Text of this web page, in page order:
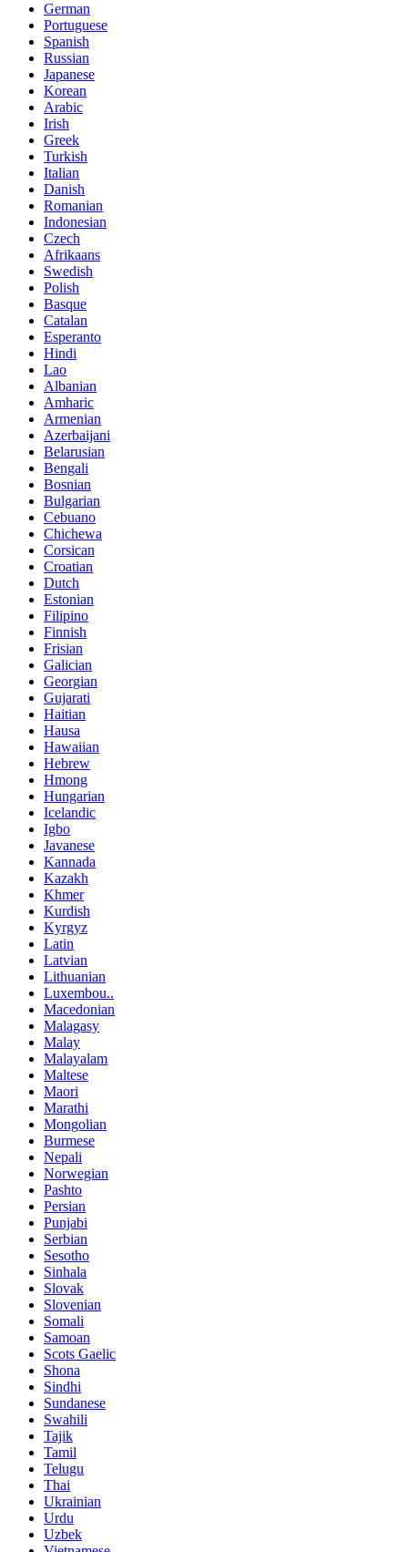
German
Portuguese
Spanish
Russian
Japanese
Korean
Arabic
Irish
Greek
Turkish
Italian
Danish
Romanian
Indonesian
Czech
Afrikaans
Swedish
Polish
Basque
Catalan
Esperanto
Hindi
Lao
Albanian
Amharic
Armenian
Azerbaijani
Belarusian
Bengali
Bosnian
Bulgarian
Cebuano
Chichewa
Corsican
Croatian
Dutch
Estonian
Filipino
Finnish
Frisian
Galician
Georgian
Gujarati
Haitian
Hausa
Hawaiian
Hebrew
Hmong
Hungarian
Icelandic
Igbo
Javanese
Kannada
Kazakh
Khmer
Kurdish
Kyrgyz
Latin
Latvian
Lithuanian
Luxembou..
Macedonian
Malagasy
Malay
Malayalam
Maltese
Maori
Marathi
Mongolian
Burmese
Nepali
Norwegian
Pashto
Persian
Punjabi
Serbian
Sesotho
Sinhala
Slovak
Slovenian
Somali
Samoan
Scots Gaelic
Shona
Sindhi
Sundanese
Swahili
Tajik
Tamil
Telugu
Thai
Ukrainian
Urdu
Uzbek